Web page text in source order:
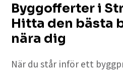
Byggofferter i
Hitta den bästa
nära dig
När du står inför ett